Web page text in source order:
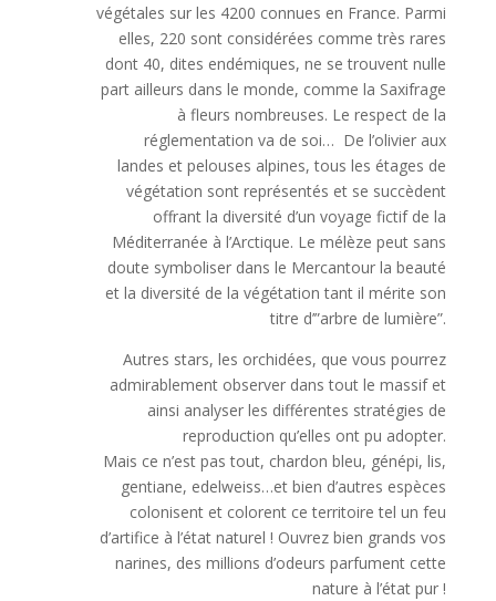
végétales sur les 4200 connues en France. Parmi
elles, 220 sont considérées comme très rares
dont 40, dites endémiques, ne se trouvent nulle
part ailleurs dans le monde, comme la Saxifrage
à fleurs nombreuses. Le respect de la
réglementation va de soi… De l’olivier aux
landes et pelouses alpines, tous les étages de
végétation sont représentés et se succèdent
offrant la diversité d’un voyage fictif de la
Méditerranée à l’Arctique. Le mélèze peut sans
doute symboliser dans le Mercantour la beauté
et la diversité de la végétation tant il mérite son
titre d’”arbre de lumière”.
Autres stars, les orchidées, que vous pourrez
admirablement observer dans tout le massif et
ainsi analyser les différentes stratégies de
reproduction qu’elles ont pu adopter.
Mais ce n’est pas tout, chardon bleu, génépi, lis,
gentiane, edelweiss…et bien d’autres espèces
colonisent et colorent ce territoire tel un feu
d’artifice à l’état naturel ! Ouvrez bien grands vos
narines, des millions d’odeurs parfument cette
nature à l’état pur !